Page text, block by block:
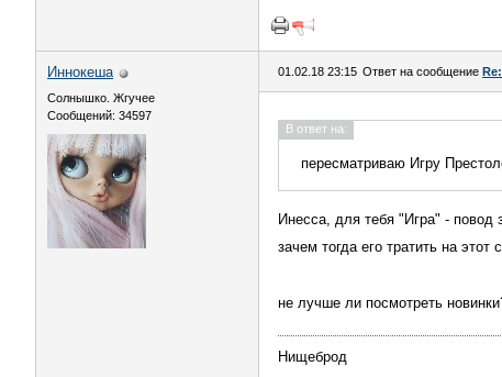
Иннокеша
Солнышко. Жгучее
Сообщений: 34597
01.02.18 23:15 Ответ на сообщение
В ответ на:
пересматриваю Игру
Инесса, для тебя "Игра" - повод
зачем тогда его тратить на этот
не лучше ли посмотреть
Нищеброд